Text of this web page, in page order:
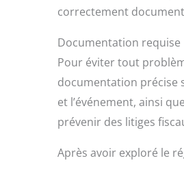
correctement
Documentation requise
Pour éviter tout
documentation précise
et l’événement, ainsi
prévenir des litiges
Après avoir exploré le